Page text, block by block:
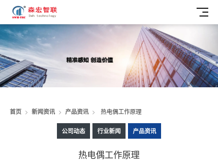
首页 > 新闻资讯 > 产品资讯 > 热电偶工作原理
公司动态 行业新闻 产品资讯
热电偶工作原理